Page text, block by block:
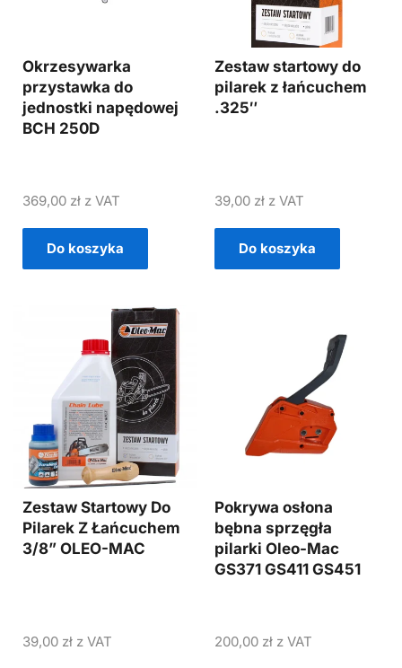
Okrzesywarka
przystawka do
jednostki napędowej
BCH 250D
369,00 zł z VAT
Do koszyka
Zestaw startowy do
pilarek z łańcuchem
.325″
39,00 zł z VAT
Do koszyka
Zestaw Startowy Do
Pilarek Z Łańcuchem
3/8” OLEO-MAC
39,00 zł z VAT
Pokrywa osłona
bębna sprzęgła
pilarki Oleo-Mac
GS371 GS411 GS451
200,00 zł z VAT